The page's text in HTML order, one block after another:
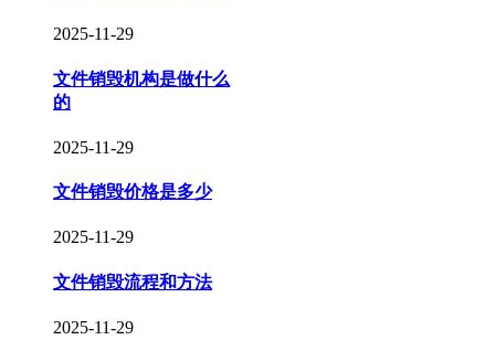
2025-11-29
文件销毁机构是做什么
的
2025-11-29
文件销毁价格是多少
2025-11-29
文件销毁流程和方法
2025-11-29